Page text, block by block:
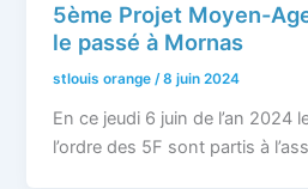
5ème Projet Moyen-
le passé à Mornas
stlouis orange/8 juin 2024
En ce jeudi 6 juin de l’an 2024
l’ordre des 5F sont partis à